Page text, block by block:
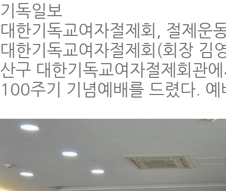
기독일보
대한기독교여자절제회, 절제운
대한기독교여자절제회(회장
산구 대한기독교여자절제회관
100주기 기념예배를 드렸다.